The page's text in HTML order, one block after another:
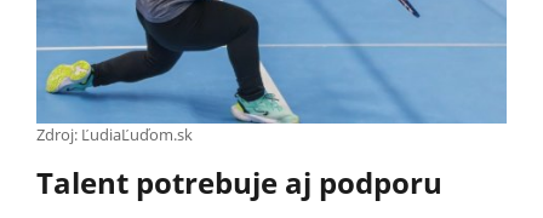
Zdroj: ĽudiaĽuďom.sk
Talent potrebuje aj podporu